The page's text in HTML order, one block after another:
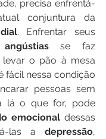
precisa enfrentá-
angústias se faz
levar o pão à mesa
fácil nessa condição
pessoas sem
lá o que for, pode
emocional dessas
las a depressão